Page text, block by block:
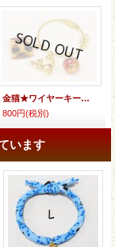
金猫★ワイヤーキーホルダー
800円(税別)
います